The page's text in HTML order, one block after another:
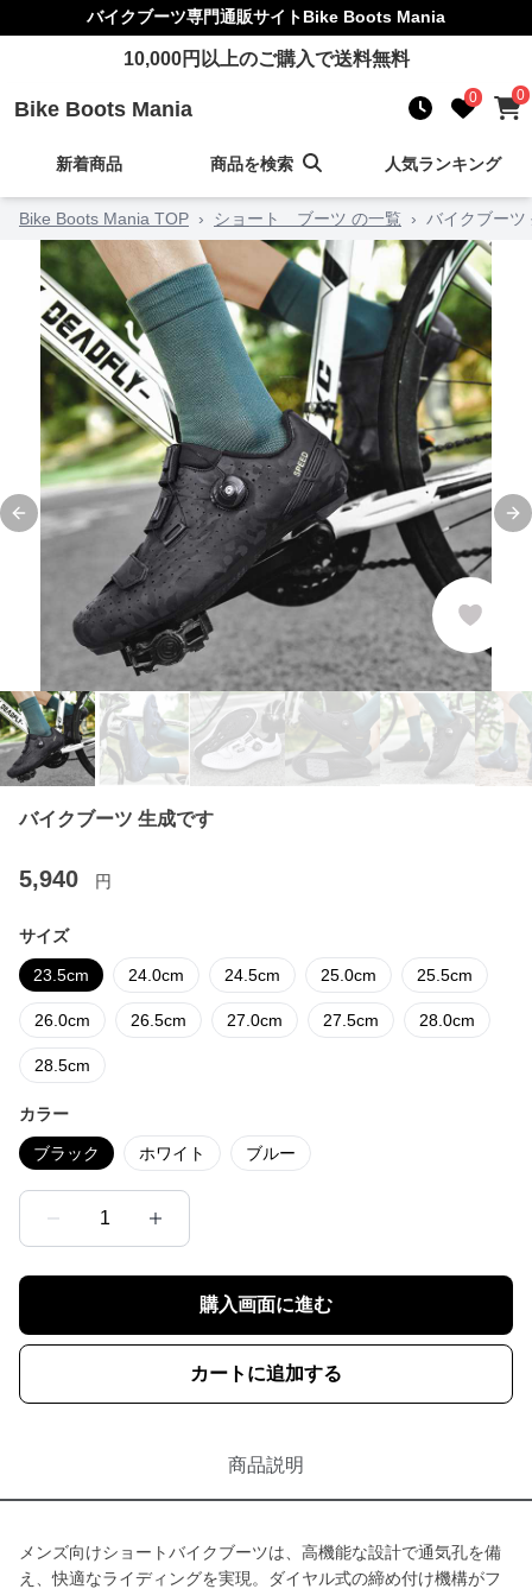
バイクブーツ専門通販サイトBike Boots Mania
10,000円以上のご購入で送料無料
Bike Boots Mania 0 0
新着商品 商品を検索 人気ランキング
Bike Boots Mania TOP › ショート ブーツ の一覧 › バイクブーツ
Previous slide
バイクブーツ 生成です
5,940 円
サイズ
23.5cm 24.0cm 24.5cm 25.0cm 25.5cm
26.0cm 26.5cm 27.0cm 27.5cm 28.0cm
28.5cm
カラー
ブラック ホワイト ブルー
1
購入画面に進む
カートに追加する
商品説明
メンズ向けショートバイクブーツは、高機能な設計で通気孔を備
え、快適なライディングを実現。ダイヤル式の締め付け機構がフ